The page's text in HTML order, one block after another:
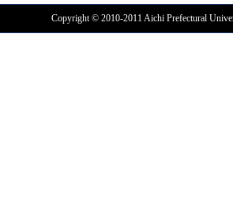
Copyright © 2010-2011 Aichi Prefectural